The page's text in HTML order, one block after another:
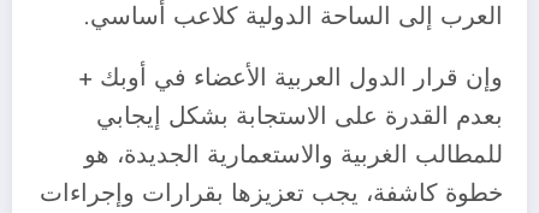
العرب إلى الساحة الدولية كلاعب أساسي.
وإن قرار الدول العربية الأعضاء في أوبك +
بعدم القدرة على الاستجابة بشكل إيجابي
للمطالب الغربية والاستعمارية الجديدة، هو
خطوة كاشفة، يجب تعزيزها بقرارات وإجراءات